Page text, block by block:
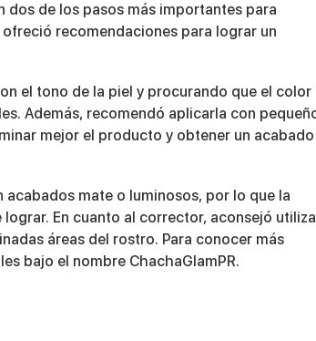
dos de los pasos más importantes para
recomendaciones para lograr un
el tono de la piel y procurando que el color
Además, recomendó aplicarla con
mejor el producto y obtener un acabado
acabados mate o luminosos, por lo que la
En cuanto al corrector, aconsejó
áreas del rostro. Para conocer más
bajo el nombre ChachaGlamPR.